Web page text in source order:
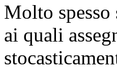
Molto spesso
ai quali